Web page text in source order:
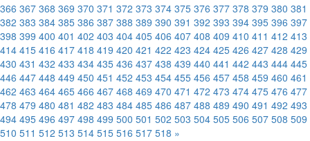
366 367 368 369 370 371 372 373 374 375 376 377 378 379 380 381
382 383 384 385 386 387 388 389 390 391 392 393 394 395 396 397
398 399 400 401 402 403 404 405 406 407 408 409 410 411 412 413
414 415 416 417 418 419 420 421 422 423 424 425 426 427 428 429
430 431 432 433 434 435 436 437 438 439 440 441 442 443 444 445
446 447 448 449 450 451 452 453 454 455 456 457 458 459 460 461
462 463 464 465 466 467 468 469 470 471 472 473 474 475 476 477
478 479 480 481 482 483 484 485 486 487 488 489 490 491 492 493
494 495 496 497 498 499 500 501 502 503 504 505 506 507 508 509
510 511 512 513 514 515 516 517 518 »